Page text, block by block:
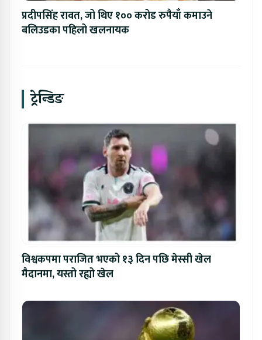
प्रदीपसिंह रावत, जो थिए १०० करोड रुपैयाँ कमाउने
बलिउडका पहिलो खलनायक
ट्रेन्डिङ
विश्वकपमा पराजित भएको १३ दिन पछि मेस्सी खेल
मैदानमा, यस्तो रह्यो खेल